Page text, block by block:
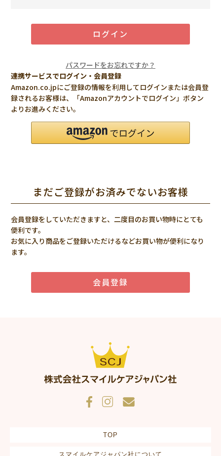
ログイン
パスワードをお忘れですか？
連携サービスでログイン・会員登録
Amazon.co.jpにご登録の情報を利用してログインまたは会員登
録されるお客様は、「Amazonアカウントでログイン」ボタン
よりお進みください。
まだご登録がお済みでないお客様
会員登録をしていただきますと、二度目のお買い物時にとても
便利です。
お気に入り商品をご登録いただけるなどお買い物が便利になり
ます。
会員登録
TOP
スマイルケアジャパン社について